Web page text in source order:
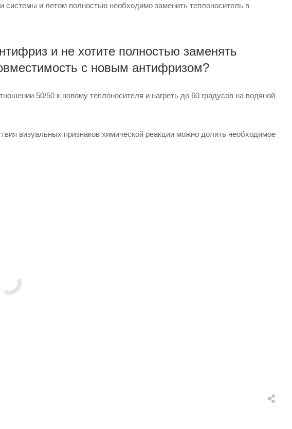
системы и летом полностью необходимо заменить теплоноситель в
и не хотите полностью заменять
с новым антифризом?
50/50 к новому теплоносителя и нагреть до 60 градусов на водяной
визуальных признаков химической реакции можно долить необходимое